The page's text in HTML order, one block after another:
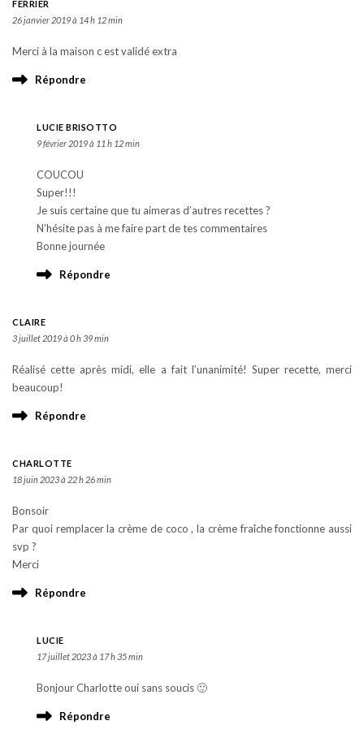
FERRIER
26 janvier 2019 à 14 h 12 min
Merci à la maison c est validé extra
Répondre
LUCIE BRISOTTO
9 février 2019 à 11 h 12 min
COUCOU
Super!!!
Je suis certaine que tu aimeras d’autres recettes ?
N’hésite pas à me faire part de tes commentaires
Bonne journée
Répondre
CLAIRE
3 juillet 2019 à 0 h 39 min
Réalisé cette après midi, elle a fait l’unanimité! Super recette, merci
beaucoup!
Répondre
CHARLOTTE
18 juin 2023 à 22 h 26 min
Bonsoir
Par quoi remplacer la crème de coco , la crème fraîche fonctionne aussi
svp ?
Merci
Répondre
LUCIE
17 juillet 2023 à 17 h 35 min
Bonjour Charlotte oui sans soucis 🙂
Répondre